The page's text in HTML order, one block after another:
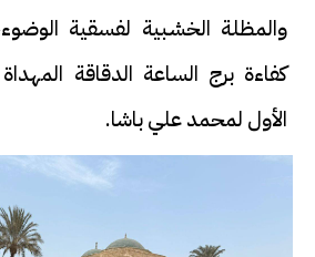
والمظلة الخشبية لفسقية
كفاءة برج الساعة الدقاقة
الأول لمحمد علي باشا.